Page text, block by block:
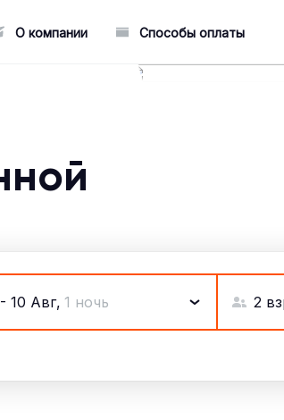
О компании Способы оплаты
10 Авг, 1 ночь 2